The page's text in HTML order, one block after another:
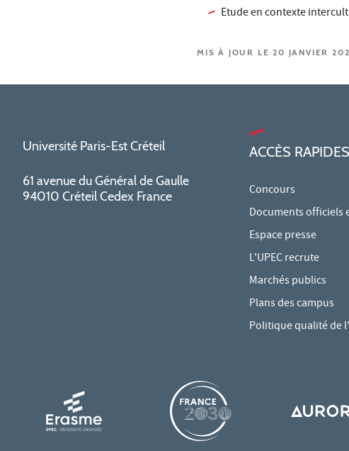
Etude en contexte
MIS À JOUR LE 20 JANVIER
Université Paris-Est Créteil
61 avenue du Général de Gaulle
94010 Créteil Cedex France
ACCÈS RAPIDES
Concours
Documents officiels
Espace presse
L'UPEC recrute
Marchés publics
Plans des campus
Politique qualité de